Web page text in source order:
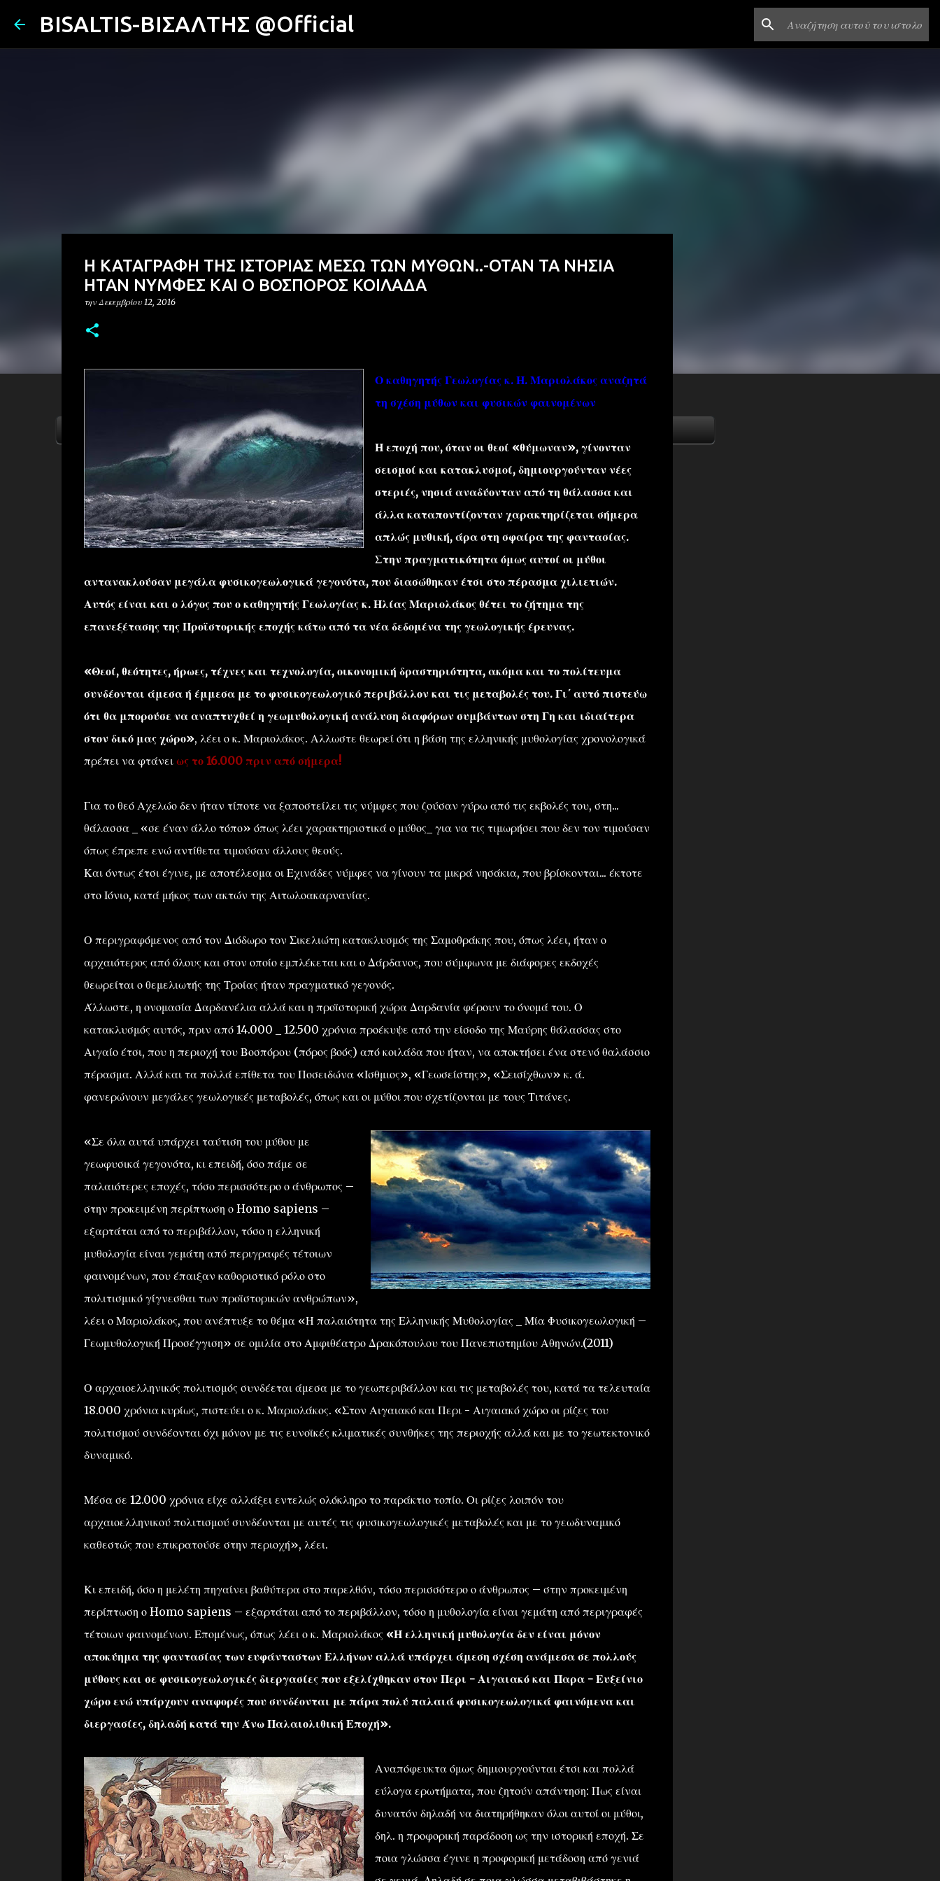
BISALTIS-ΒΙΣΑΛΤΗΣ @Official
YOUTUBE FACEBOOK ''ΜΑΓΕΜΕΝΕΣ'' /PROJECT
Η ΚΑΤΑΓΡΑΦΗ ΤΗΣ ΙΣΤΟΡΙΑΣ ΜΕΣΩ ΤΩΝ ΜΥΘΩΝ..-ΟΤΑΝ ΤΑ ΝΗΣΙΑ
ΗΤΑΝ ΝΥΜΦΕΣ ΚΑΙ Ο ΒΟΣΠΟΡΟΣ ΚΟΙΛΑΔΑ
την Δεκεμβρίου 12, 2016
Ο καθηγητής Γεωλογίας κ. Η. Μαριολάκος αναζητά
τη σχέση μύθων και φυσικών φαινομένων
Η εποχή που, όταν οι θεοί «θύμωναν», γίνονταν
σεισμοί και κατακλυσμοί, δημιουργούνταν νέες
στεριές, νησιά αναδύονταν από τη θάλασσα και
άλλα καταποντίζονταν χαρακτηρίζεται σήμερα
απλώς μυθική, άρα στη σφαίρα της φαντασίας.
Στην πραγματικότητα όμως αυτοί οι μύθοι
αντανακλούσαν μεγάλα φυσικογεωλογικά γεγονότα, που διασώθηκαν έτσι στο πέρασμα χιλιετιών.
Αυτός είναι και ο λόγος που ο καθηγητής Γεωλογίας κ. Ηλίας Μαριολάκος θέτει το ζήτημα της
επανεξέτασης της Προϊστορικής εποχής κάτω από τα νέα δεδομένα της γεωλογικής έρευνας.
«Θεοί, θεότητες, ήρωες, τέχνες και τεχνολογία, οικονομική δραστηριότητα, ακόμα και το πολίτευμα
συνδέονται άμεσα ή έμμεσα με το φυσικογεωλογικό περιβάλλον και τις μεταβολές του. Γι΄ αυτό πιστεύω
ότι θα μπορούσε να αναπτυχθεί η γεωμυθολογική ανάλυση διαφόρων συμβάντων στη Γη και ιδιαίτερα
στον δικό μας χώρο», λέει ο κ. Μαριολάκος. Αλλωστε θεωρεί ότι η βάση της ελληνικής μυθολογίας χρονολογικά
πρέπει να φτάνει ως το 16.000 πριν από σήμερα!
Για το θεό Αχελώο δεν ήταν τίποτε να ξαποστείλει τις νύμφες που ζούσαν γύρω από τις εκβολές του, στη...
θάλασσα _ «σε έναν άλλο τόπο» όπως λέει χαρακτηριστικά ο μύθος_ για να τις τιμωρήσει που δεν τον τιμούσαν
όπως έπρεπε ενώ αντίθετα τιμούσαν άλλους θεούς.
Και όντως έτσι έγινε, με αποτέλεσμα οι Εχινάδες νύμφες να γίνουν τα μικρά νησάκια, που βρίσκονται... έκτοτε
στο Ιόνιο, κατά μήκος των ακτών της Αιτωλοακαρνανίας.
Ο περιγραφόμενος από τον Διόδωρο τον Σικελιώτη κατακλυσμός της Σαμοθράκης που, όπως λέει, ήταν ο
αρχαιότερος από όλους και στον οποίο εμπλέκεται και ο Δάρδανος, που σύμφωνα με διάφορες εκδοχές
θεωρείται ο θεμελιωτής της Τροίας ήταν πραγματικό γεγονός.
Άλλωστε, η ονομασία Δαρδανέλια αλλά και η προϊστορική χώρα Δαρδανία φέρουν το όνομά του. Ο
κατακλυσμός αυτός, πριν από 14.000 _ 12.500 χρόνια προέκυψε από την είσοδο της Μαύρης θάλασσας στο
Αιγαίο έτσι, που η περιοχή του Βοσπόρου (πόρος βοός) από κοιλάδα που ήταν, να αποκτήσει ένα στενό θαλάσσιο
πέρασμα. Αλλά και τα πολλά επίθετα του Ποσειδώνα «Ισθμιος», «Γεωσείστης», «Σεισίχθων» κ. ά.
φανερώνουν μεγάλες γεωλογικές μεταβολές, όπως και οι μύθοι που σχετίζονται με τους Τιτάνες.
«Σε όλα αυτά υπάρχει ταύτιση του μύθου με
γεωφυσικά γεγονότα, κι επειδή, όσο πάμε σε
παλαιότερες εποχές, τόσο περισσότερο ο άνθρωπος –
στην προκειμένη περίπτωση ο Homo sapiens –
εξαρτάται από το περιβάλλον, τόσο η ελληνική
μυθολογία είναι γεμάτη από περιγραφές τέτοιων
φαινομένων, που έπαιξαν καθοριστικό ρόλο στο
πολιτισμικό γίγνεσθαι των προϊστορικών ανθρώπων»,
λέει ο Μαριολάκος, που ανέπτυξε το θέμα «Η παλαιότητα της Ελληνικής Μυθολογίας _ Μία Φυσικογεωλογική –
Γεωμυθολογική Προσέγγιση» σε ομιλία στο Αμφιθέατρο Δρακόπουλου του Πανεπιστημίου Αθηνών.(2011)
Ο αρχαιοελληνικός πολιτισμός συνδέεται άμεσα με το γεωπεριβάλλον και τις μεταβολές του, κατά τα τελευταία
18.000 χρόνια κυρίως, πιστεύει ο κ. Μαριολάκος. «Στον Αιγαιακό και Περι - Αιγαιακό χώρο οι ρίζες του
πολιτισμού συνδέονται όχι μόνον με τις ευνοϊκές κλιματικές συνθήκες της περιοχής αλλά και με το γεωτεκτονικό
δυναμικό.
Μέσα σε 12.000 χρόνια είχε αλλάξει εντελώς ολόκληρο το παράκτιο τοπίο. Οι ρίζες λοιπόν του
αρχαιοελληνικού πολιτισμού συνδέονται με αυτές τις φυσικογεωλογικές μεταβολές και με το γεωδυναμικό
καθεστώς που επικρατούσε στην περιοχή», λέει.
Κι επειδή, όσο η μελέτη πηγαίνει βαθύτερα στο παρελθόν, τόσο περισσότερο ο άνθρωπος – στην προκειμένη
περίπτωση ο Homo sapiens – εξαρτάται από το περιβάλλον, τόσο η μυθολογία είναι γεμάτη από περιγραφές
τέτοιων φαινομένων. Επομένως, όπως λέει ο κ. Μαριολάκος «Η ελληνική μυθολογία δεν είναι μόνον
αποκύημα της φαντασίας των ευφάνταστων Ελλήνων αλλά υπάρχει άμεση σχέση ανάμεσα σε πολλούς
μύθους και σε φυσικογεωλογικές διεργασίες που εξελίχθηκαν στον Περι - Αιγαιακό και Παρα - Ευξείνιο
χώρο ενώ υπάρχουν αναφορές που συνδέονται με πάρα πολύ παλαιά φυσικογεωλογικά φαινόμενα και
διεργασίες, δηλαδή κατά την Άνω Παλαιολιθική Εποχή».
Αναπόφευκτα όμως δημιουργούνται έτσι και πολλά
εύλογα ερωτήματα, που ζητούν απάντηση: Πως είναι
δυνατόν δηλαδή να διατηρήθηκαν όλοι αυτοί οι μύθοι,
δηλ. η προφορική παράδοση ως την ιστορική εποχή. Σε
ποια γλώσσα έγινε η προφορική μετάδοση από γενιά